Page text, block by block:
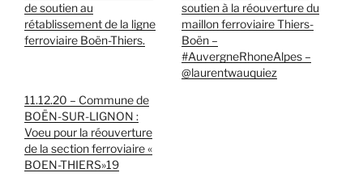
de soutien au
rétablissement de la ligne
ferroviaire Boën-Thiers.
soutien à la réouverture du
maillon ferroviaire Thiers-
Boën –
#AuvergneRhoneAlpes –
@laurentwauquiez
11.12.20 – Commune de
BOËN-SUR-LIGNON :
Voeu pour la réouverture
de la section ferroviaire «
BOEN-THIERS»19